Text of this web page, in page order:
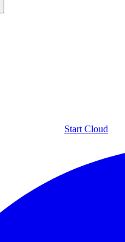
Start Cloud